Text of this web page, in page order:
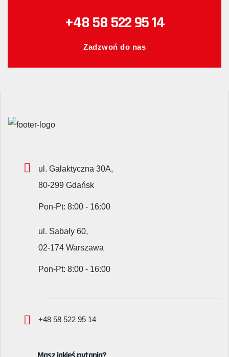
+48 58 522 95 14
Zadzwoń do nas
ul. Galaktyczna 30A,
80-299 Gdańsk
Pon-Pt: 8:00 - 16:00
ul. Sabały 60,
02-174 Warszawa
Pon-Pt: 8:00 - 16:00
+48 58 522 95 14